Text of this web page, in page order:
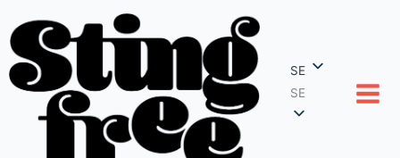
till
innehåll
SE
SE